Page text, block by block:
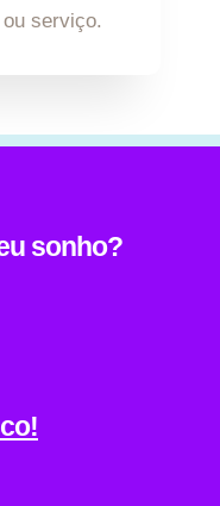
serviço.
sonho?